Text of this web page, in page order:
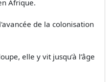
Afrique.
de la colonisation
elle y vit jusqu’à l’âge